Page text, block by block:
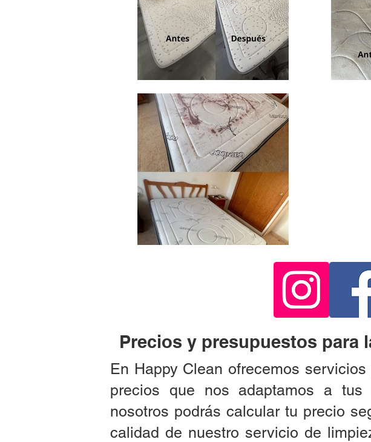
Precios y presupuestos para
En Happy Clean ofrecemos
precios que nos adaptamos a tus
nosotros podrás calcular tu precio
calidad de nuestro servicio de